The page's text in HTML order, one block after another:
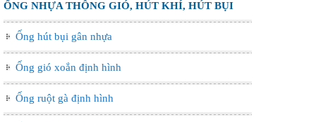
ỐNG NHỰA THÔNG GIÓ, HÚT KHÍ, HÚT BỤI
Ống hút bụi gân nhựa
Ống gió xoắn định hình
Ống ruột gà định hình